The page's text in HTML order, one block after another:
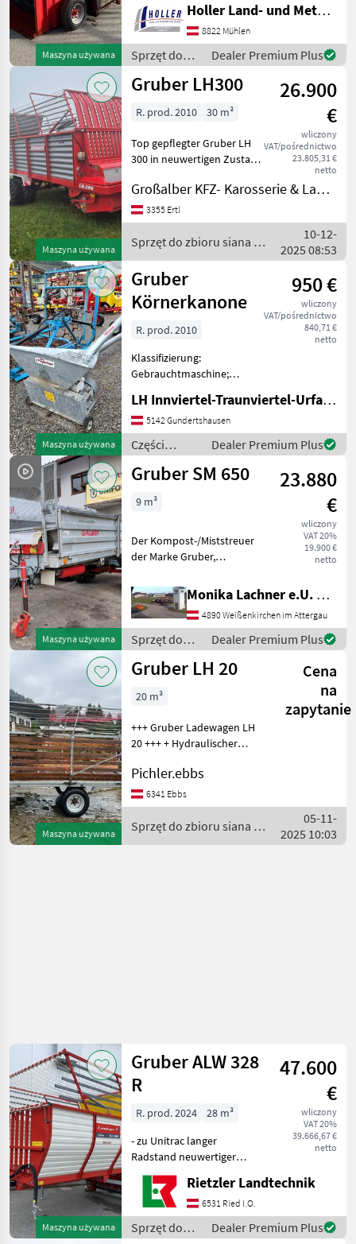
Maszyna używana
REPARATURBEDÜRFTIG,
aber voll Funktionsfähig
Grzebienie do kiszonki,
Lakierowany, Napęd
hydrostatycz
Holler Land- und Metalltechnik GmbH.
8822 Mühlen
Sprzęt do
karmienia
zwierząt /
Dealer Premium Plus
Maszyna używana
Gruber LH300
26.900
€
wliczony
VAT/pośrednictwo
23.805,31 €
netto
R. prod. 2010 30 m³
Top gepflegter Gruber LH
300 in neuwertigen Zustand
Vollausstattung.
Elektrohydraulische
Umschaltung der
Funktionen Hydraulische
Großalber KFZ- Karosserie & Landtechnik e.U.
3355 Ertl
Sprzęt do zbioru siana i
paszowy / Gruber
10-12-
2025 08:53
Maszyna używana
Gruber
Körnerkanone
950 €
wliczony
VAT/pośrednictwo
840,71 €
netto
R. prod. 2010
Klassifizierung:
Gebrauchtmaschine;
Maschinenmerkmale:
Körnerkanone KK120 7, 5m
mit E-Motor Standort
Gundertshausen Części
zamienne do maszyn
rolniczych Inne
LH Innviertel-Traunviertel-Urfahr eGen, Gundertshausen
5142 Gundertshausen
Części
zamienne do
maszyn
rolniczych /
Gruber
Dealer Premium Plus
Maszyna używana
Gruber SM 650
23.880
€
wliczony
VAT 20%
19.900 €
netto
9 m³
Der Kompost-/Miststreuer
der Marke Gruber,
hochwertiges
landwirtschaftliches Gerät,
das sich ideal für effizientes
und gleichmäßiges
Ausbring
Monika Lachner e.U. Maschinenhandel
4890 Weißenkirchen im Attergau
Sprzęt do
nawożenia i
nawadniania
/ Gruber
Dealer Premium Plus
Maszyna używana
Gruber LH 20
Cena
na
zapytanie
20 m³
+++ Gruber Ladewagen LH
20 +++ + Hydraulischer
Zustand! Sprzęt do zbioru
siana i paszowy Przyczepy
samozbierające
Pichler.ebbs
6341 Ebbs
Sprzęt do zbioru siana i
paszowy / Gruber
05-11-
2025 10:03
Maszyna używana
Gruber ALW 328
R
47.600
€
wliczony
VAT 20%
39.666,67 €
netto
R. prod. 2024
28 m³
- zu Unitrac langer
Radstand neuwertiger
Zustand des ROTOR-
Aufbauladewagens hydr.
Heckklappe hydr. Pikcup
hydr. Kratzboden inkl.
Abstellstützen, Gelenkwell
Rietzler Landtechnik
6531 Ried I.O.
Sprzęt do
Dealer Premium Plus